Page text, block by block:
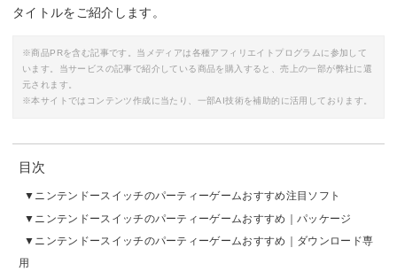
タイトルをご紹介します。
※商品PRを含む記事です。当メディアは各種アフィリエイトプログラムに参加して
います。当サービスの記事で紹介している商品を購入すると、売上の一部が弊社に還
元されます。
※本サイトではコンテンツ作成に当たり、一部AI技術を補助的に活用しております。
目次
ニンテンドースイッチのパーティーゲームおすすめ注目ソフト
ニンテンドースイッチのパーティーゲームおすすめ｜パッケージ
ニンテンドースイッチのパーティーゲームおすすめ｜ダウンロード専
用